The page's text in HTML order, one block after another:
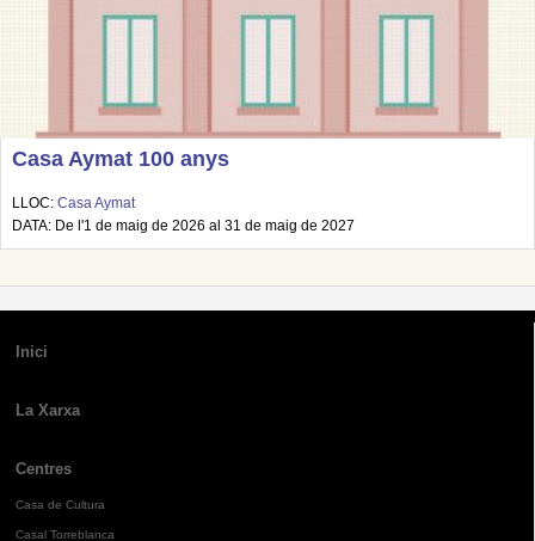
Casa Aymat 100 anys
LLOC: Casa Aymat
DATA: De l'1 de maig de 2026 al 31 de maig de 2027
Inici
La Xarxa
Centres
Casa de Cultura
Casal Torreblanca